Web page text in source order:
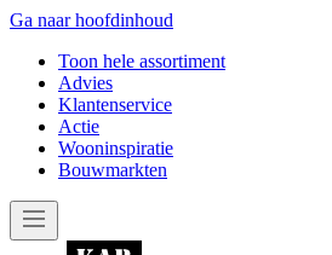
Ga naar hoofdinhoud
Toon hele assortiment
Advies
Klantenservice
Actie
Wooninspiratie
Bouwmarkten